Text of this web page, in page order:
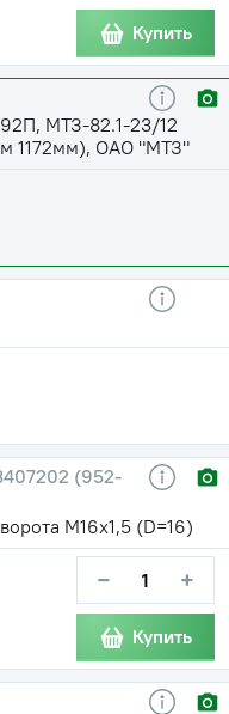
Купить
МТЗ-82.1-23/12
1172мм), ОАО "МТЗ"
(952-
М16х1,5 (D=16)
− +
Купить